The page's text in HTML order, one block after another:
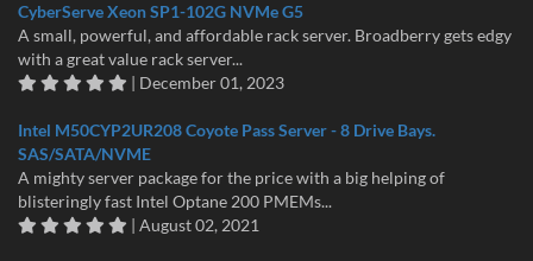
CyberServe Xeon SP1-102G NVMe G5
A small, powerful, and affordable rack server. Broadberry gets edgy
with a great value rack server...
| December 01, 2023
Intel M50CYP2UR208 Coyote Pass Server - 8 Drive Bays.
SAS/SATA/NVME
A mighty server package for the price with a big helping of
blisteringly fast Intel Optane 200 PMEMs...
| August 02, 2021